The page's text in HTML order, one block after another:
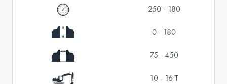
250 - 180
0 - 180
75 - 450
10 - 16 T